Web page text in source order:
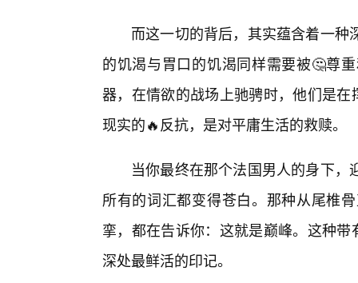
而这一切的背后，其实蕴含着一
的饥渴与胃口的饥渴同样需要被🤔尊
器，在情欲的战场上驰骋时，他们是
现实的🔥反抗，是对平庸生活的救赎。
当你最终在那个法国男人的身下
所有的词汇都变得苍白。那种从尾椎
挛，都在告诉你：这就是巅峰。这种
深处最鲜活的印记。